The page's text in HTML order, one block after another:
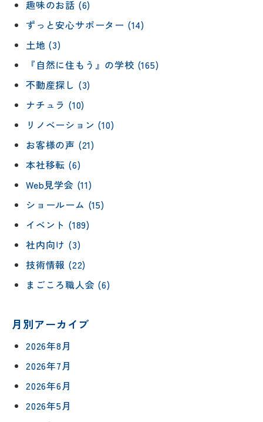
趣味のお話 (6)
ずっと安心サポーター (14)
土地 (3)
『自然に住もう』の学校 (165)
不動産探し (3)
ナチュラ (10)
リノベーション (10)
お客様の声 (21)
本社移転 (6)
Web見学会 (11)
ショールーム (15)
イベント (189)
社内向け (3)
技術情報 (22)
まごころ職人会 (6)
月別アーカイブ
2026年8月
2026年7月
2026年6月
2026年5月